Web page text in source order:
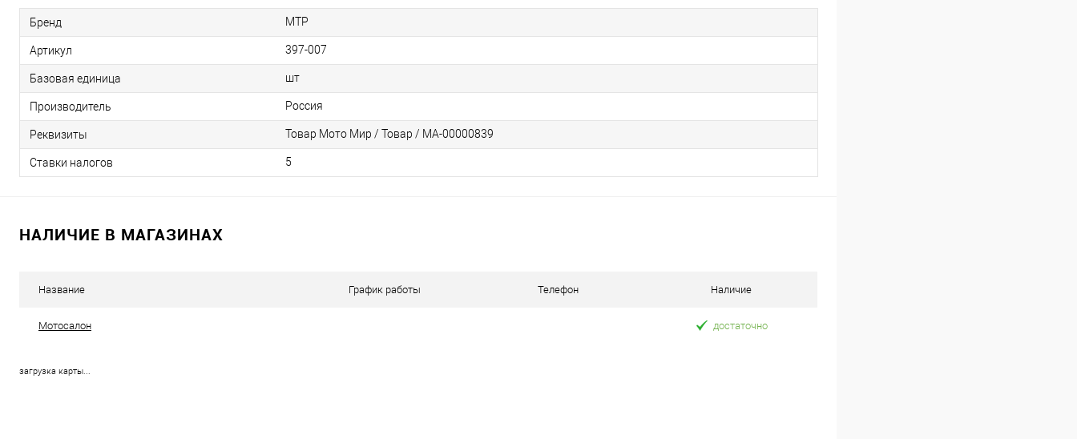
Бренд MTP
Артикул 397-007
Базовая единица шт
Производитель Россия
Реквизиты Товар Мото Мир / Товар / МА-00000839
Ставки налогов 5
НАЛИЧИЕ В МАГАЗИНАХ
Название График работы Телефон Наличие
Мотосалон достаточно
загрузка карты...